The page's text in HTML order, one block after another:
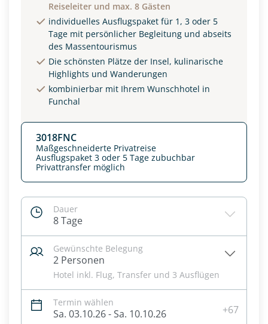
Reiseleiter und max. 8 Gästen
individuelles Ausflugspaket für 1, 3 oder 5
Tage mit persönlicher Begleitung und abseits
des Massentourismus
Die schönsten Plätze der Insel, kulinarische
Highlights und Wanderungen
kombinierbar mit Ihrem Wunschhotel in
Funchal
3018FNC
Maßgeschneiderte Privatreise
Ausflugspaket 3 oder 5 Tage zubuchbar
Privattransfer möglich
Dauer
8 Tage
Gewünschte Belegung
2 Personen
Hotel inkl. Flug, Transfer und 3 Ausflügen
Termin wählen
Sa. 03.10.26 - Sa. 10.10.26 +67
EZ Familienzimmer
Reisebeginn
Option 1 Option 2
Datenschutz & Transparenz ist uns sehr wichtig!
Die Anfrage wird via SSL verschlüsselt an unseren Server